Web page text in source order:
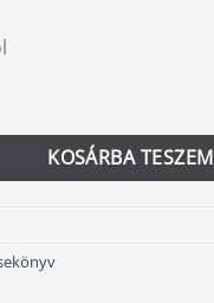
KOSÁRBA TESZEM